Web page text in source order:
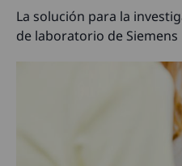
La solución para la
de laboratorio de Siemens